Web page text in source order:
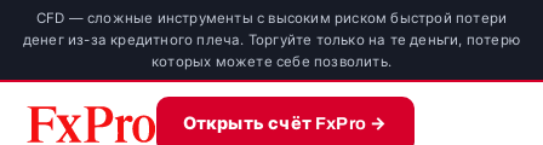
CFD — сложные инструменты с высоким риском быстрой потери
денег из-за кредитного плеча. Торгуйте только на те деньги, потерю
которых можете себе позволить.
Открыть счёт FxPro →